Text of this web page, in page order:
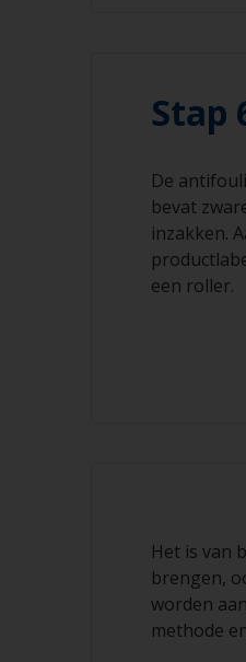
Stap
De
bevat
inzakken.
een roller.
Het is van
brengen,
worden
methode